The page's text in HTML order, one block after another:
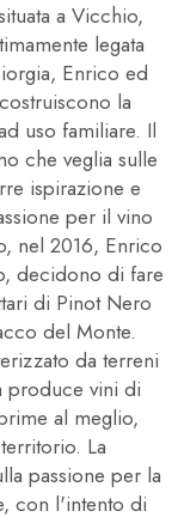
a Vicchio,
legata
Enrico ed
la
uso familiare. Il
che veglia sulle
ispirazione e
per il vino
nel 2016, Enrico
decidono di fare
di Pinot Nero
del Monte.
da terreni
produce vini di
al meglio,
La
passione per la
con l'intento di